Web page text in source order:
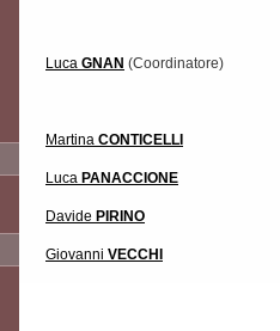
Luca GNAN (Coordinatore)
Martina CONTICELLI
Luca PANACCIONE
Davide PIRINO
Giovanni VECCHI